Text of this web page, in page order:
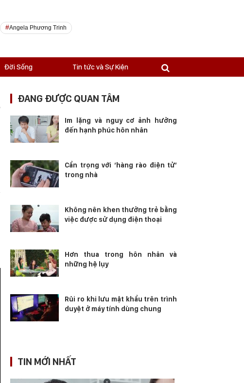
Angela Phương Trinh
Đời Sống Tin tức và Sự Kiện
ĐANG ĐƯỢC QUAN TÂM
Im lặng và nguy cơ ảnh hưởng
đến hạnh phúc hôn nhân
Cẩn trọng với ‘hàng rào điện tử’
trong nhà
Không nên khen thưởng trẻ bằng
việc được sử dụng điện thoại
Hơn thua trong hôn nhân và
những hệ lụy
Rủi ro khi lưu mật khẩu trên trình
duyệt ở máy tính dùng chung
TIN MỚI NHẤT